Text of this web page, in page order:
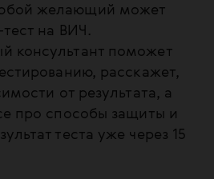
желающий может
на ВИЧ.
консультант поможет
расскажет,
от результата, а
про способы защиты и
теста уже через 15